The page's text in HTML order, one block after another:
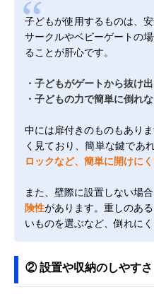
子どもが使用するものは、
サークルやベビーゲートの
ることが肝心です。
・子どもがゲートから抜け
・子どもの力で簡単に倒れ
中には扉付きのものもあり
く見ており、簡単な鍵であ
ロックなど、簡単に開けに
また、壁際に設置しない場合
険性があります。重しのあ
いものを選ぶなど、倒れに
② 設置や収納のしやす